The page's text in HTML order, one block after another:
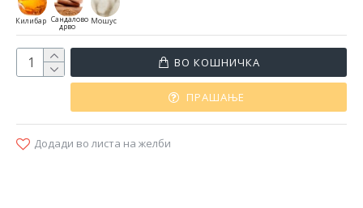
Килибар Сандалово
дрво
Мошус
ВО КОШНИЧКА
ПРАШАЊЕ
Додади во листа на желби